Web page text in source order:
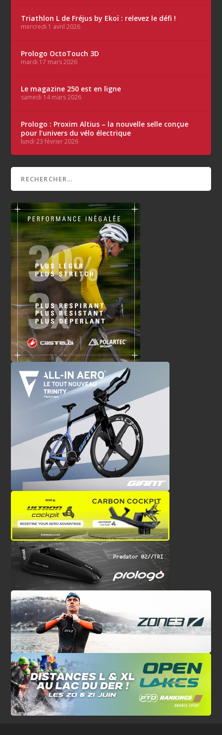
Triathlon L de Fréjus by Ekoï : relevez le défi !
mercredi 1 avril 2026
Prologo OctoTouch 3D
mardi 17 mars 2026
Le magazine 250 est en ligne
samedi 14 mars 2026
Prologo : Proxim Altius – la nouvelle selle conçue
pour l’univers du vélo électrique
lundi 23 février 2026